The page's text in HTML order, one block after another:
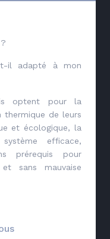
il adapté à mon
optent pour la
thermique de leurs
et écologique, la
efficace,
prérequis pour
sans mauvaise